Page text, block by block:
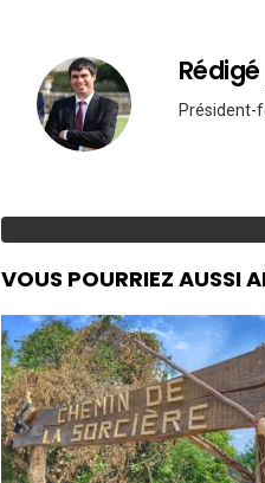
Président-
VOUS POURRIEZ AUSSI